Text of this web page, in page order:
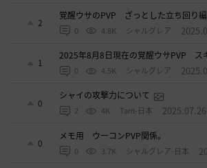
2
覚醒ウサのPVP ざっとした立ち回り編
0 4.8K シャルグレア
1
2025年8月8日現在の覚醒ウサPVP ス
0 4.5K シャルグレア
0
シャイの攻撃力について
2 4K Tam-日本 2025.07.26
0
メモ用 ウーコンPVP関係。
0 3.7K シャルグレア-日本